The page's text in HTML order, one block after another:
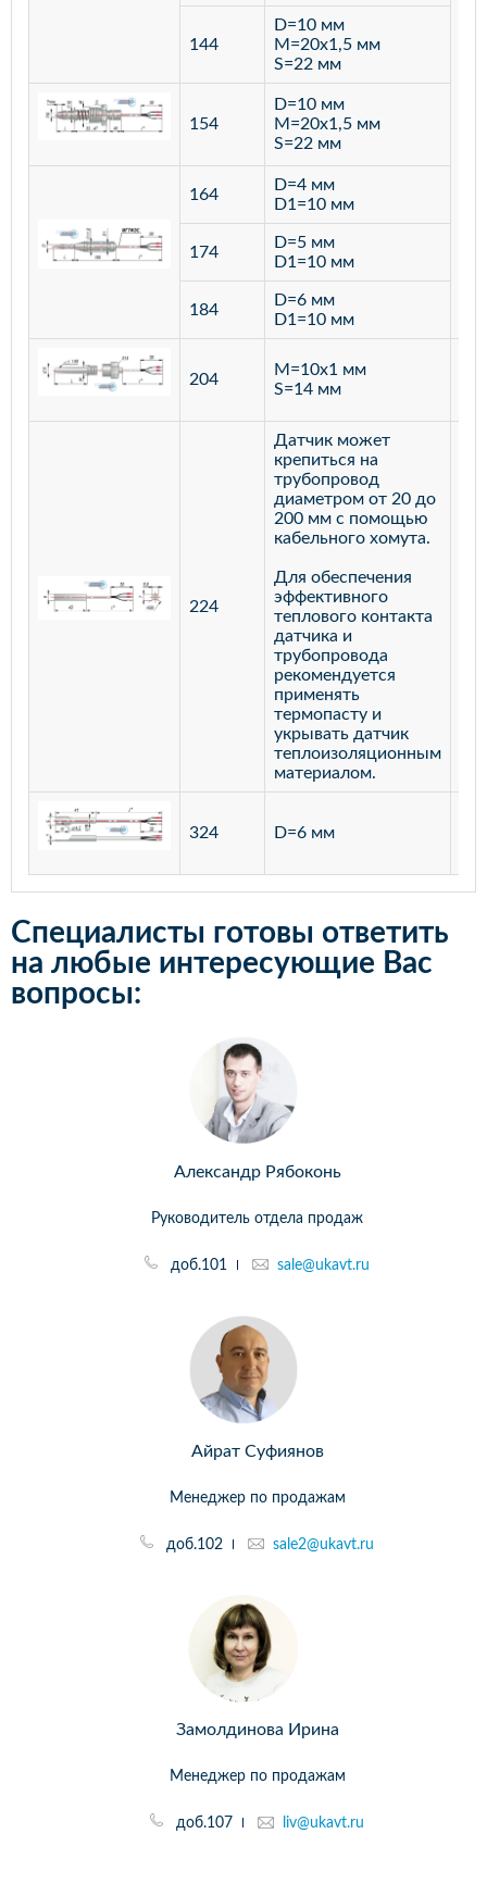
144
D=10 мм
M=20х1,5 мм
S=22 мм
154
D=10 мм
M=20х1,5 мм
S=22 мм
164
D=4 мм
D1=10 мм
174
D=5 мм
D1=10 мм
184
D=6 мм
D1=10 мм
204
M=10х1 мм
S=14 мм
224
Датчик может
крепиться на
трубопровод
диаметром от 20 до
200 мм с помощью
кабельного хомута.
Для обеспечения
эффективного
теплового контакта
датчика и
трубопровода
рекомендуется
применять
термопасту и
укрывать датчик
теплоизоляционным
материалом.
324 D=6 мм
Специалисты готовы ответить
на любые интересующие Вас
вопросы:
Александр Рябоконь
Руководитель отдела продаж
доб.101 sale@ukavt.ru
Айрат Суфиянов
Менеджер по продажам
доб.102 sale2@ukavt.ru
Замолдинова Ирина
Менеджер по продажам
доб.107 liv@ukavt.ru